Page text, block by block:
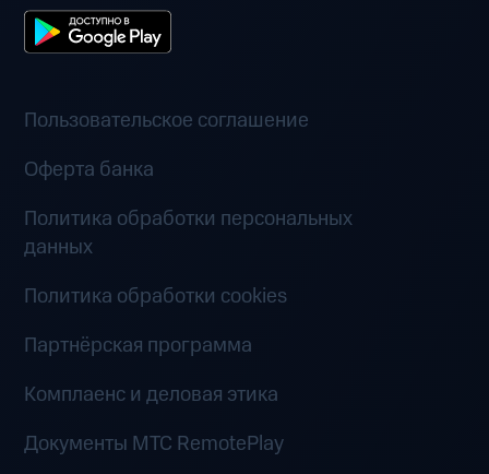
Пользовательское соглашение
Оферта банка
Политика обработки персональных
данных
Политика обработки cookies
Партнёрская программа
Комплаенс и деловая этика
Документы MTC RemotePlay